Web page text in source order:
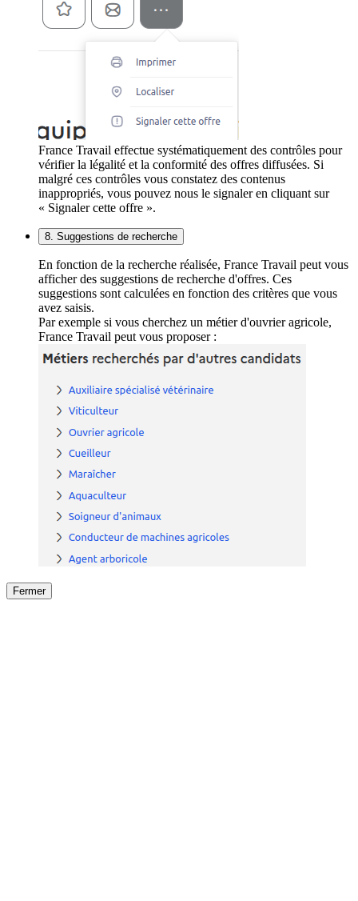
France Travail effectue systématiquement des contrôles pour
vérifier la légalité et la conformité des offres diffusées. Si
malgré ces contrôles vous constatez des contenus
inappropriés, vous pouvez nous le signaler en cliquant sur
« Signaler cette offre ».
8. Suggestions de recherche
En fonction de la recherche réalisée, France Travail peut vous
afficher des suggestions de recherche d'offres. Ces
suggestions sont calculées en fonction des critères que vous
avez saisis.
Par exemple si vous cherchez un métier d'ouvrier agricole,
France Travail peut vous proposer :
Fermer